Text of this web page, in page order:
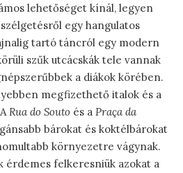
lehetőséget kínál, legyen
egy hangulatos
tartó táncról egy modern
szűk utcácskák tele vannak
a diákok körében.
megfizethető italok és a
Rua do Souto és a Praça da
bárokat és koktélbárokat
környezetre vágynak.
érdemes felkeresniük azokat a